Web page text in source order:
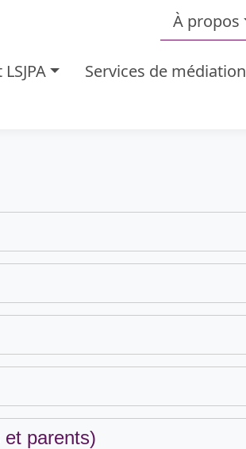
À propos
Services de médiation
parents)